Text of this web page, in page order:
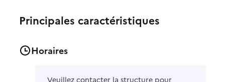
Principales caractéristiques
Horaires
Veuillez contacter la structure pour